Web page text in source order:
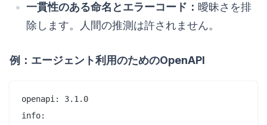
一貫性のある命名とエラーコード： 曖昧さを排
除します。人間の推測は許されません。
例：エージェント利用のためのOpenAPI
openapi: 3.1.0
info: